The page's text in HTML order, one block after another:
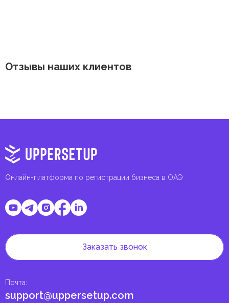
Отзывы наших клиентов
Онлайн-платформа по регистрации бизнеса в ОАЭ
Почта:
support@uppersetup.com
Заказать звонок